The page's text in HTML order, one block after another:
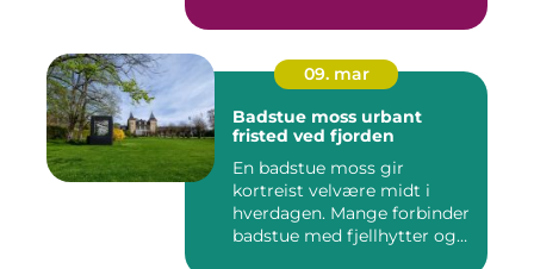
09. mar
Badstue moss urbant
fristed ved fjorden
En badstue moss gir
kortreist velvære midt i
hverdagen. Mange forbinder
badstue med fjellhytter og